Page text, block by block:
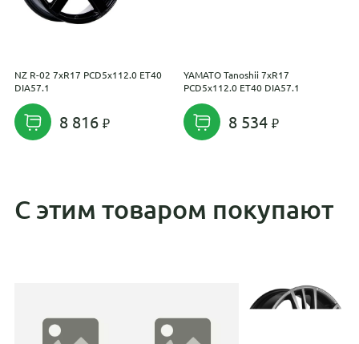
NZ R-02 7xR17 PCD5x112.0 ET40
DIA57.1
8 816
YAMATO Tanoshii 7xR17
PCD5x112.0 ET40 DIA57.1
8 534
С этим товаром покупают